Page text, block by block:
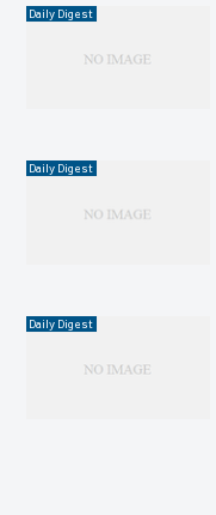
Daily Digest
Daily Digest
Daily Digest